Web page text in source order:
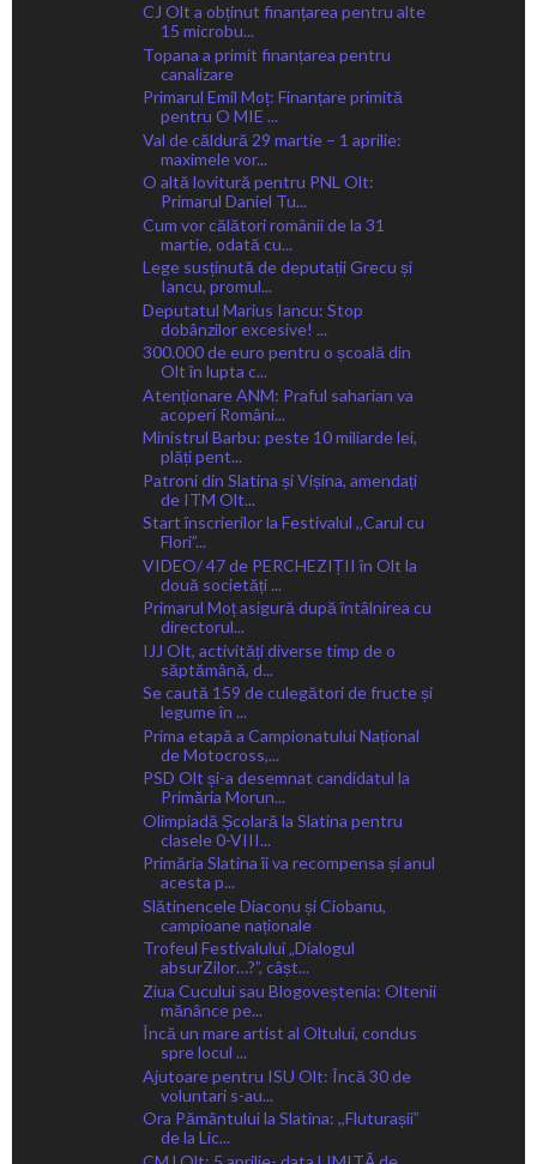
CJ Olt a obținut finanțarea pentru alte
15 microbu...
Topana a primit finanțarea pentru
canalizare
Primarul Emil Moț: Finanțare primită
pentru O MIE ...
Val de căldură 29 martie – 1 aprilie:
maximele vor...
O altă lovitură pentru PNL Olt:
Primarul Daniel Tu...
Cum vor călători românii de la 31
martie, odată cu...
Lege susținută de deputații Grecu și
Iancu, promul...
Deputatul Marius Iancu: Stop
dobânzilor excesive! ...
300.000 de euro pentru o școală din
Olt în lupta c...
Atenționare ANM: Praful saharian va
acoperi Români...
Ministrul Barbu: peste 10 miliarde lei,
plăți pent...
Patroni din Slatina și Vișina, amendați
de ITM Olt...
Start înscrierilor la Festivalul ,,Carul cu
Flori”...
VIDEO/ 47 de PERCHEZIȚII în Olt la
două societăți ...
Primarul Moț asigură după întâlnirea cu
directorul...
IJJ Olt, activități diverse timp de o
săptămână, d...
Se caută 159 de culegători de fructe și
legume în ...
Prima etapă a Campionatului Național
de Motocross,...
PSD Olt și-a desemnat candidatul la
Primăria Morun...
Olimpiadă Școlară la Slatina pentru
clasele 0-VIII...
Primăria Slatina îi va recompensa și anul
acesta p...
Slătinencele Diaconu și Ciobanu,
campioane naționale
Trofeul Festivalului „Dialogul
absurZilor…?”, câșt...
Ziua Cucului sau Blogoveștenia: Oltenii
mănânce pe...
Încă un mare artist al Oltului, condus
spre locul ...
Ajutoare pentru ISU Olt: Încă 30 de
voluntari s-au...
Ora Pământului la Slatina: ,,Fluturașiiˮ
de la Lic...